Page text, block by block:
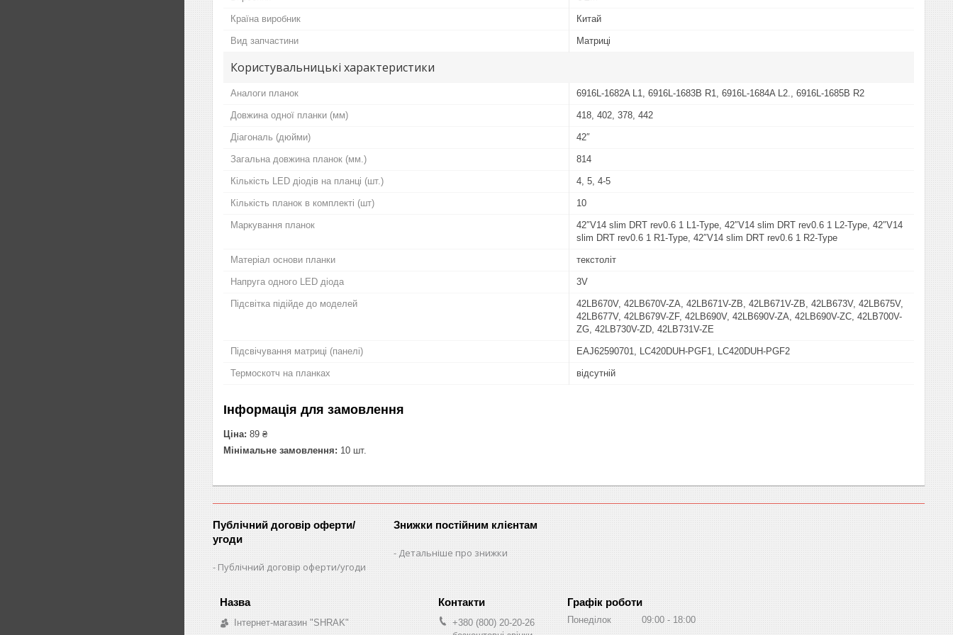
Країна виробник Китай
Вид запчастини Матриці
Користувальницькі характеристики
Аналоги планок 6916L-1682A L1, 6916L-1683B R1, 6916L-1684A L2., 6916L-1685B R2
Довжина одної планки (мм) 418, 402, 378, 442
Діагональ (дюйми) 42″
Загальна довжина планок (мм.) 814
Кількість LED діодів на планці (шт.) 4, 5, 4-5
Кількість планок в комплекті (шт) 10
Маркування планок
42″V14 slim DRT rev0.6 1 L1-Type, 42″V14 slim DRT rev0.6 1 L2-Type, 42″V14
slim DRT rev0.6 1 R1-Type, 42″V14 slim DRT rev0.6 1 R2-Type
Матеріал основи планки текстоліт
Напруга одного LED діода 3V
Підсвітка підійде до моделей
42LB670V, 42LB670V-ZA, 42LB671V-ZB, 42LB671V-ZB, 42LB673V, 42LB675V,
42LB677V, 42LB679V-ZF, 42LB690V, 42LB690V-ZA, 42LB690V-ZC, 42LB700V-
ZG, 42LB730V-ZD, 42LB731V-ZE
Підсвічування матриці (панелі) EAJ62590701, LC420DUH-PGF1, LC420DUH-PGF2
Термоскотч на планках відсутній
Інформація для замовлення
Ціна: 89 ₴
Мінімальне замовлення: 10 шт.
Публічний договір оферти/
угоди
Публічний договір оферти/угоди
Знижки постійним клієнтам
Детальніше про знижки
Інтернет-магазин "SHRAK"
+380 (800) 20-20-26
Графік роботи
Понеділок 09:00
18:00